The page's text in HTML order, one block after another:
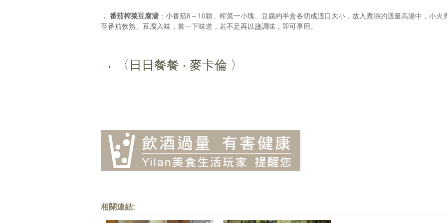
． 番茄榨菜豆腐湯 ：小番茄8～10顆、榨菜一小塊、豆腐約半盒各切成適口大小，放入煮沸的適量高湯中，小火
至番茄軟熟、豆腐入味，嘗一下味道，若不足再以鹽調味，即可享用。
→ 〈日日餐餐 ‧ 麥卡倫 〉
相關連結: